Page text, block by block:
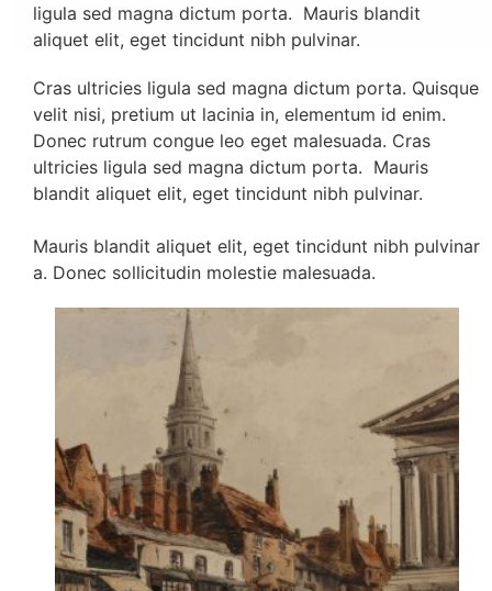
ligula sed magna dictum porta. Mauris blandit
aliquet elit, eget tincidunt nibh pulvinar.
Cras ultricies ligula sed magna dictum porta. Quisque
velit nisi, pretium ut lacinia in, elementum id enim.
Donec rutrum congue leo eget malesuada. Cras
ultricies ligula sed magna dictum porta. Mauris
blandit aliquet elit, eget tincidunt nibh pulvinar.
Mauris blandit aliquet elit, eget tincidunt nibh pulvinar
a. Donec sollicitudin molestie malesuada.